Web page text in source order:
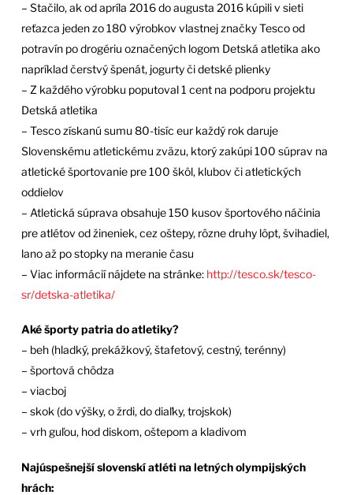
– Stačilo, ak od apríla 2016 do augusta 2016 kúpili v sieti
reťazca jeden zo 180 výrobkov vlastnej značky Tesco od
potravín po drogériu označených logom Detská atletika ako
napríklad čerstvý špenát, jogurty či detské plienky
– Z každého výrobku poputoval 1 cent na podporu projektu
Detská atletika
– Tesco získanú sumu 80-tisíc eur každý rok daruje
Slovenskému atletickému zväzu, ktorý zakúpi 100 súprav na
atletické športovanie pre 100 škôl, klubov či atletických
oddielov
– Atletická súprava obsahuje 150 kusov športového náčinia
pre atlétov od žineniek, cez oštepy, rôzne druhy lôpt, švihadiel,
lano až po stopky na meranie času
– Viac informácií nájdete na stránke: http://tesco.sk/tesco-
sr/detska-atletika/
Aké športy patria do atletiky?
– beh (hladký, prekážkový, štafetový, cestný, terénny)
– športová chôdza
– viacboj
– skok (do výšky, o žrdi, do diaľky, trojskok)
– vrh guľou, hod diskom, oštepom a kladivom
Najúspešnejší slovenskí atléti na letných olympijských
hrách: